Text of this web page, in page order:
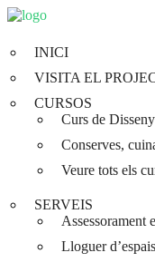
INICI
VISITA EL
CURSOS
Curs de
Conserves,
Veure tots els
SERVEIS
Assessorament
Lloguer